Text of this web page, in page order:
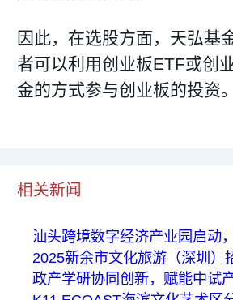
因此，在选股方面，天弘基
者可以利用创业板ETF或创
金的方式参与创业板的投资。
相关新闻
汕头跨境数字经济产业园启动
2025新余市文化旅游（深圳）
政产学研协同创新，赋能中试